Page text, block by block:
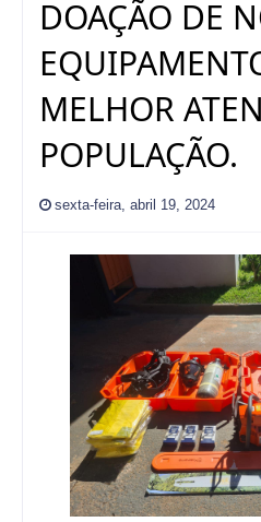
DOAÇÃO DE
MELHOR
POPULAÇÃO.
sexta-feira, abril 19, 2024